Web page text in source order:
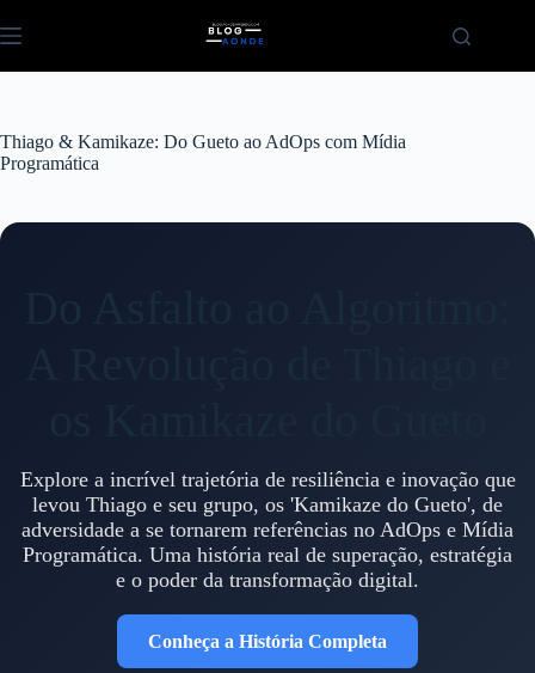
para
conteúdo
Thiago & Kamikaze: Do Gueto ao AdOps com Mídia
Programática
Explore a incrível trajetória de resiliência e inovação que
levou Thiago e seu grupo, os 'Kamikaze do Gueto', de
adversidade a se tornarem referências no AdOps e Mídia
Programática. Uma história real de superação, estratégia
e o poder da transformação digital.
Conheça a História Completa